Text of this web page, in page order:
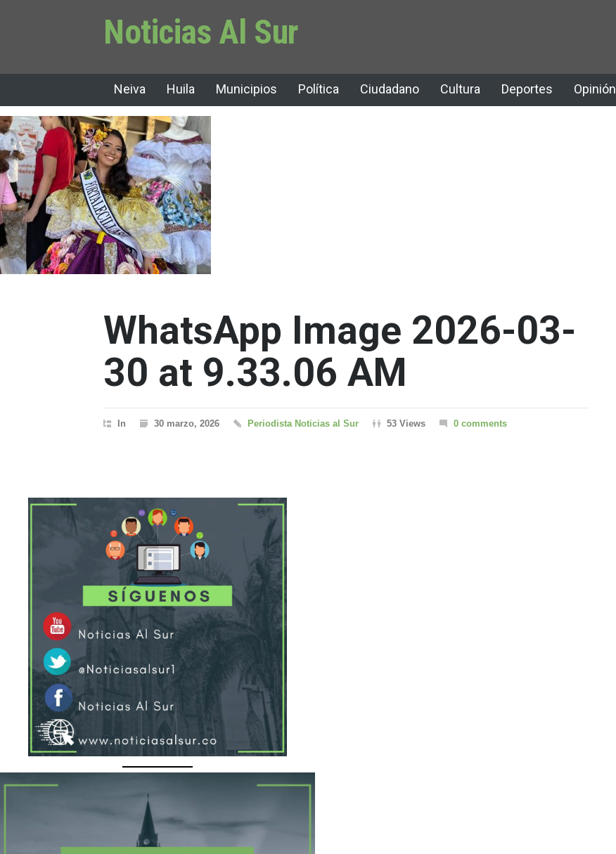
Noticias Al Sur
Neiva Huila Municipios Política Ciudadano Cultura Deportes Opinión
WhatsApp Image 2026-03-
30 at 9.33.06 AM
In 30 marzo, 2026 Periodista Noticias al Sur 53 Views 0 comments